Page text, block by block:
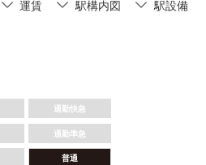
運賃 駅構内図 駅設備
通勤快急
通勤準急
普通